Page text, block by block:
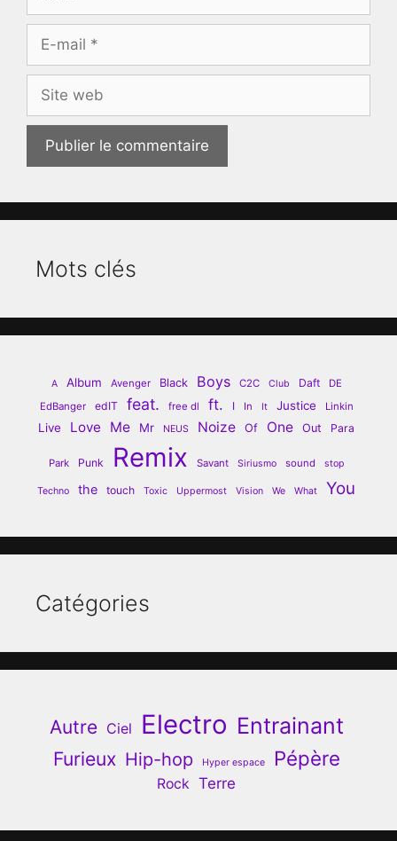
mail
web
Mots clés
A Album Avenger Black Boys C2C Club Daft
DE
EdBanger
edIT feat. free dl ft. I In It Justice Linkin
Live Love Me Mr NEUS Noize Of One Out Para
Park Punk Remix Savant Siriusmo sound stop
Techno the touch Toxic Uppermost Vision We What You
Catégories
Autre Ciel Electro Entrainant
Furieux Hip-hop Hyper espace Pépère
Rock Terre